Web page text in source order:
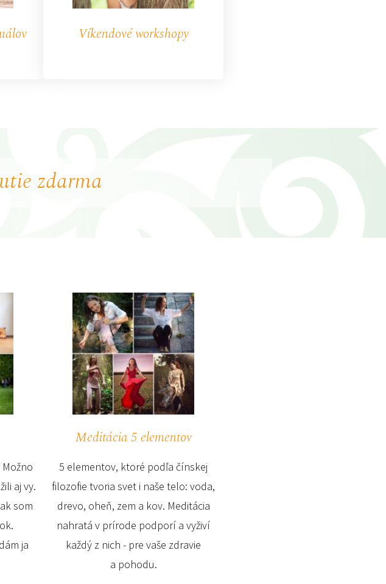
Víkendové workshopy
zdarma
aj vy.
som
ja
Meditácia 5 elementov
5 elementov, ktoré podľa čínskej
filozofie tvoria svet i naše telo: voda,
drevo, oheň, zem a kov. Meditácia
nahratá v prírode podporí a vyživí
každý z nich - pre vaše zdravie
a pohodu.